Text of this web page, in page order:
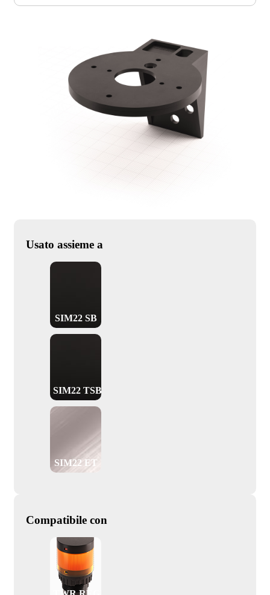
Usato assieme a
SIM22 SB
SIM22 TSB
SIM22 ET
Compatibile con